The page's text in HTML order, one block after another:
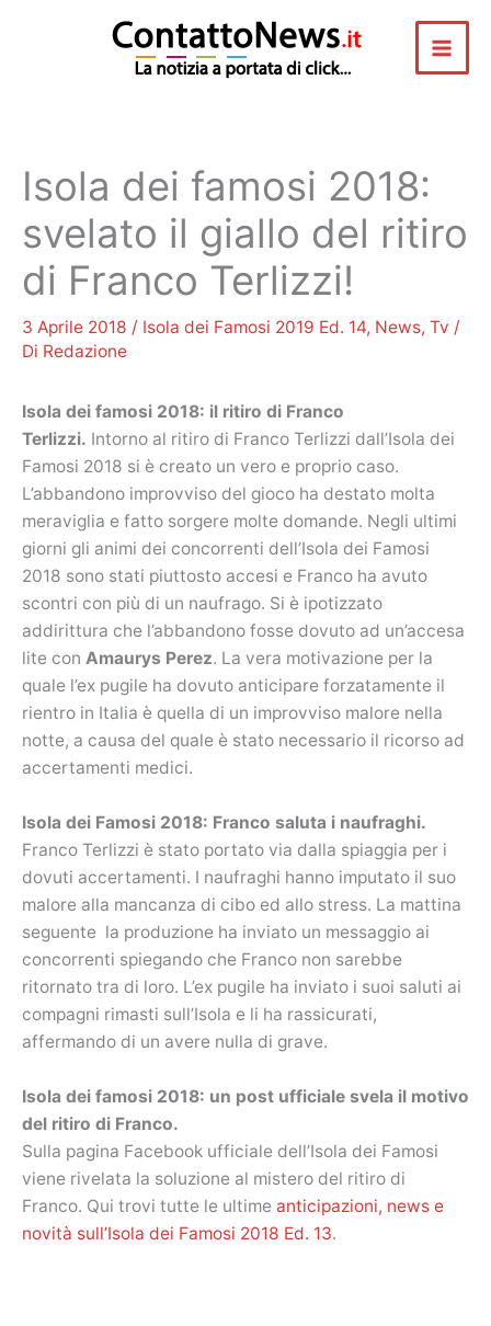
Isola dei famosi 2018:
svelato il giallo del ritiro
di Franco Terlizzi!
3 Aprile 2018 / Isola dei Famosi 2019 Ed. 14, News, Tv /
Di Redazione
Isola dei famosi 2018: il ritiro di Franco
Terlizzi. Intorno al ritiro di Franco Terlizzi dall’Isola dei
Famosi 2018 si è creato un vero e proprio caso.
L’abbandono improvviso del gioco ha destato molta
meraviglia e fatto sorgere molte domande. Negli ultimi
giorni gli animi dei concorrenti dell’Isola dei Famosi
2018 sono stati piuttosto accesi e Franco ha avuto
scontri con più di un naufrago. Si è ipotizzato
addirittura che l’abbandono fosse dovuto ad un’accesa
lite con Amaurys Perez. La vera motivazione per la
quale l’ex pugile ha dovuto anticipare forzatamente il
rientro in Italia è quella di un improvviso malore nella
notte, a causa del quale è stato necessario il ricorso ad
accertamenti medici.
Isola dei Famosi 2018: Franco saluta i naufraghi.
Franco Terlizzi è stato portato via dalla spiaggia per i
dovuti accertamenti. I naufraghi hanno imputato il suo
malore alla mancanza di cibo ed allo stress. La mattina
seguente la produzione ha inviato un messaggio ai
concorrenti spiegando che Franco non sarebbe
ritornato tra di loro. L’ex pugile ha inviato i suoi saluti ai
compagni rimasti sull’Isola e li ha rassicurati,
affermando di un avere nulla di grave.
Isola dei famosi 2018: un post ufficiale svela il motivo
del ritiro di Franco.
Sulla pagina Facebook ufficiale dell’Isola dei Famosi
viene rivelata la soluzione al mistero del ritiro di
Franco. Qui trovi tutte le ultime anticipazioni, news e
novità sull’Isola dei Famosi 2018 Ed. 13.